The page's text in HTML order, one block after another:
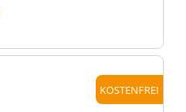
KOSTENFREI